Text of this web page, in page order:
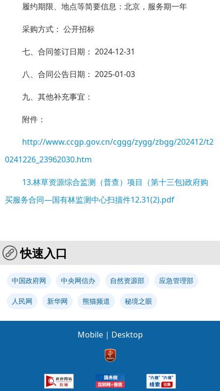
履约期限、地点等简要信息：北京，服务期一年
采购方式： 公开招标
七、合同签订日期： 2024-12-31
八、合同公告日期： 2025-01-03
九、其他补充事宜：
附件：
http://www.ccgp.gov.cn/cggg/zygg/zbgg/202412/t2
0241226_23962030.htm
13.林草资源综合监测（普查）项目（第十三包)政府购
买服务合同—国有林监测中心扫描件12.31(2).pdf
快速入口
中国政府网 中央网信办 自然资源部 应急管理部
人民网 新华网 熊猫频道 秘境之眼
Mobile | Desktop